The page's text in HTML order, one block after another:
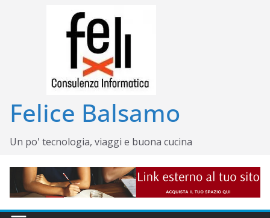
Felice Balsamo
Un po' tecnologia, viaggi e buona cucina